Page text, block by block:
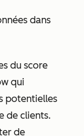
dans
du score
qui
potentielles
de clients.
de